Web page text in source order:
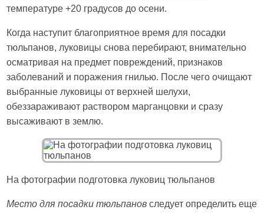
температуре +20 градусов до осени.
Когда наступит благоприятное время для посадки
тюльпанов, луковицы снова перебирают, внимательно
осматривая на предмет повреждений, признаков
заболеваний и поражения гнилью. После чего очищают
выбранные луковицы от верхней шелухи,
обеззараживают раствором марганцовки и сразу
высаживают в землю.
На фотографии подготовка луковиц тюльпанов
Место для посадки тюльпановследует определить еще